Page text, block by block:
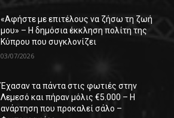
«Αφήστε με επιτέλους να ζήσω τη ζωή
μου» – Η δημόσια έκκληση πολίτη της
Κύπρου που συγκλονίζει
03/07/2026
Έχασαν τα πάντα στις φωτιές στην
Λεμεσό και πήραν μόλις €5.000 – Η
ανάρτηση που προκαλεί σάλο –